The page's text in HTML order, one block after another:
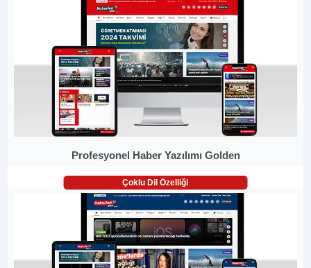
Profesyonel Haber Yazılımı Golden
Çoklu Dil Özelliği